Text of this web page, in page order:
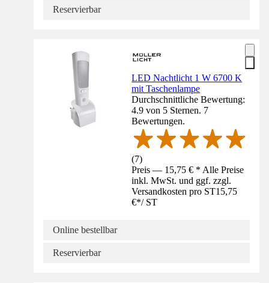
Reservierbar
LED Nachtlicht 1 W 6700 K
mit Taschenlampe
Durchschnittliche Bewertung:
4.9 von 5 Sternen. 7
Bewertungen.
(7)
Preis — 15,75 € * Alle Preise
inkl. MwSt. und ggf. zzgl.
Versandkosten pro ST15,75
€*/ ST
Online bestellbar
Reservierbar